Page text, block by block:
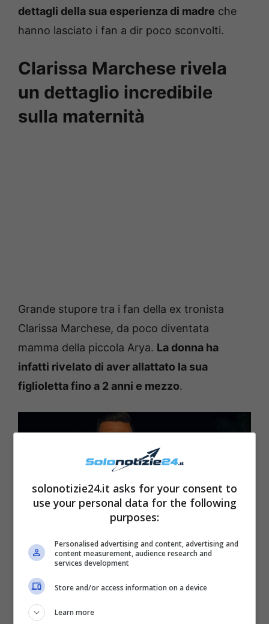
dettagli della sua esperienza di madre che
hanno lasciato i fan a dir poco sconvolti.
Clarissa Marchese rivela
un dettaglio incredibile
sulla maternità
Grande stupore tra i fan della ex tronista
Clarissa Marchese, da poco diventata
mamma della piccola Arya. La donna ha
infatti rivelato di aver allattato la sua
figlioletta fino a 2 anni e mezzo.
Fonte: Instagram
Questa sceltanon è stata accolta benissimo
solonotizie24.it asks for your consent to
use your personal data for the following
purposes:
Personalised advertising and content, advertising and
content measurement, audience research and
services development
Store and/or access information on a device
Learn more